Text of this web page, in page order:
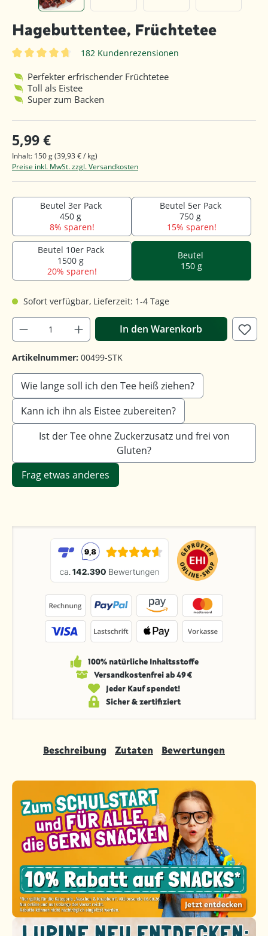
Hagebuttentee, Früchtetee
182 Kundenrezensionen
Perfekter erfrischender Früchtetee
Toll als Eistee
Super zum Backen
5,99 €
Inhalt: 150 g(39,93 € / kg)
Preise inkl. MwSt. zzgl. Versandkosten
Beutel 3er Pack
450 g
8% sparen!
Beutel 5er Pack
750 g
15% sparen!
Beutel 10er Pack
1500 g
20% sparen!
Beutel
150 g
Sofort verfügbar, Lieferzeit: 1-4 Tage
In den Warenkorb
Artikelnummer: 00499-STK
Wie lange soll ich den Tee heiß ziehen?
Kann ich ihn als Eistee zubereiten?
Ist der Tee ohne Zuckerzusatz und frei von
Gluten?
Frag etwas anderes
100% natürliche Inhaltsstoffe
Versandkosten­frei ab 49 €
Jeder Kauf spendet!
Sicher & zertifiziert
Beschreibung Zutaten Bewertungen